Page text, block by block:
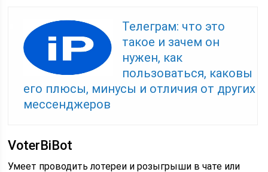
Телеграм: что это
такое и зачем он
нужен, как
пользоваться, каковы
его плюсы, минусы и отличия от других
мессенджеров
VoterBiBot
Умеет проводить лотереи и розыгрыши в чате или